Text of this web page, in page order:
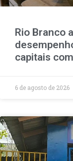
Rio Branco
capitais
6 de agosto de 2026